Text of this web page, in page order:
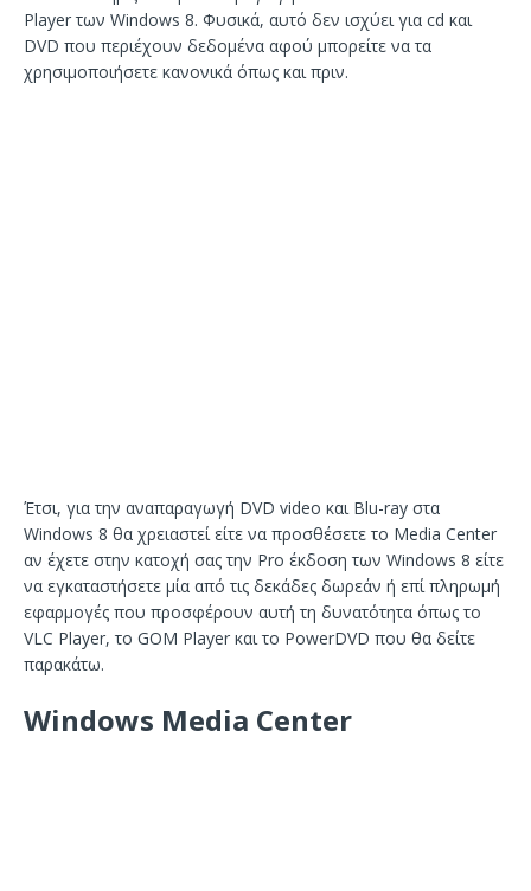
Player των Windows 8. Φυσικά, αυτό δεν ισχύει για cd και
DVD που περιέχουν δεδομένα αφού μπορείτε να τα
χρησιμοποιήσετε κανονικά όπως και πριν.
Έτσι, για την αναπαραγωγή DVD video και Blu-ray στα
Windows 8 θα χρειαστεί είτε να προσθέσετε το Media Center
αν έχετε στην κατοχή σας την Pro έκδοση των Windows 8 είτε
να εγκαταστήσετε μία από τις δεκάδες δωρεάν ή επί πληρωμή
εφαρμογές που προσφέρουν αυτή τη δυνατότητα όπως το
VLC Player, το GOM Player και το PowerDVD που θα δείτε
παρακάτω.
Windows Media Center